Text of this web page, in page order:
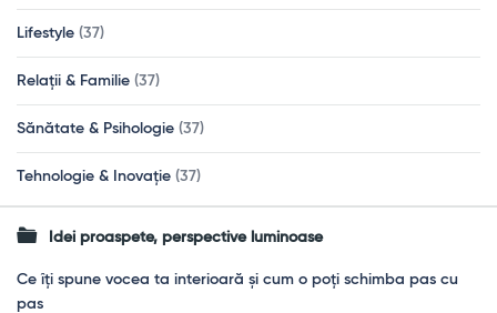
Lifestyle (37)
Relații & Familie (37)
Sănătate & Psihologie (37)
Tehnologie & Inovație (37)
Idei proaspete, perspective luminoase
Ce îți spune vocea ta interioară și cum o poți schimba pas cu
pas